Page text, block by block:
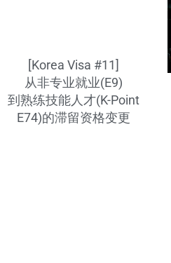
[Korea Visa #11]
从非专业就业(E9)
到熟练技能人才(K-Point
E74)的滞留资格变更